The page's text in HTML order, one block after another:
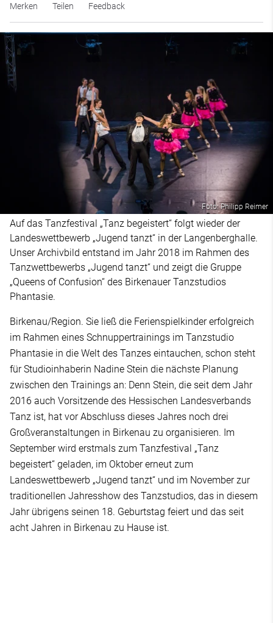
Merken Teilen Feedback
Foto: Philipp Reimer
Auf das Tanzfestival „Tanz begeistert“ folgt wieder der
Landeswettbewerb „Jugend tanzt“ in der Langenberghalle.
Unser Archivbild entstand im Jahr 2018 im Rahmen des
Tanzwettbewerbs „Jugend tanzt“ und zeigt die Gruppe
„Queens of Confusion“ des Birkenauer Tanzstudios
Phantasie.
Birkenau/Region. Sie ließ die Ferienspielkinder erfolgreich
im Rahmen eines Schnuppertrainings im Tanzstudio
Phantasie in die Welt des Tanzes eintauchen, schon steht
für Studioinhaberin Nadine Stein die nächste Planung
zwischen den Trainings an: Denn Stein, die seit dem Jahr
2016 auch Vorsitzende des Hessischen Landesverbands
Tanz ist, hat vor Abschluss dieses Jahres noch drei
Großveranstaltungen in Birkenau zu organisieren. Im
September wird erstmals zum Tanzfestival „Tanz
begeistert“ geladen, im Oktober erneut zum
Landeswettbewerb „Jugend tanzt“ und im November zur
traditionellen Jahresshow des Tanzstudios, das in diesem
Jahr übrigens seinen 18. Geburtstag feiert und das seit
acht Jahren in Birkenau zu Hause ist.